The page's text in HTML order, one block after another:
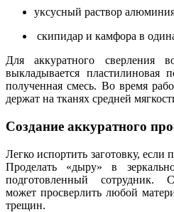
уксусный раствор
скипидар и камфора в
Для аккуратного сверления
выкладывается пластилиновая
полученная смесь. Во время
держат на тканях средней
Создание аккуратного
Легко испортить заготовку, если
Проделать «дыру» в
подготовленный сотрудник.
может просверлить любой
трещин.